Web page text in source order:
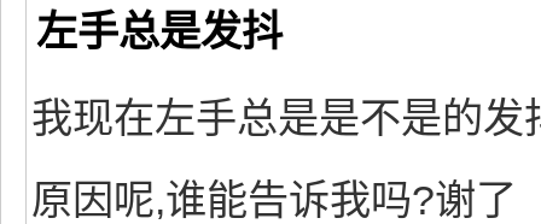
左手总是发抖
我现在左手总是是不是的
原因呢,谁能告诉我吗?谢了